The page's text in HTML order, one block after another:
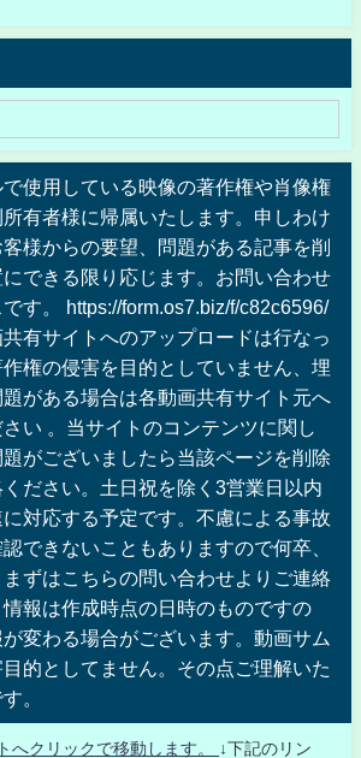
使用している映像の著作権や肖像権
有者様に帰属いたします。申しわけ
様からの要望、問題がある記事を削
できる限り応じます。お問い合わせ
す。 https://form.os7.biz/f/c82c6596/
有サイトへのアップロードは行なっ
権の侵害を目的としていません、埋
がある場合は各動画共有サイト元へ
い 。当サイトのコンテンツに関し
がございましたら当該ページを削除
ださい。土日祝を除く3営業日以内
対応する予定です。不慮による事故
できないこともありますので何卒、
ずはこちらの問い合わせよりご連絡
報は作成時点の日時のものですの
変わる場合がございます。動画サム
的としてません。その点ご理解いた
。
へクリックで移動します。
↓下記のリン